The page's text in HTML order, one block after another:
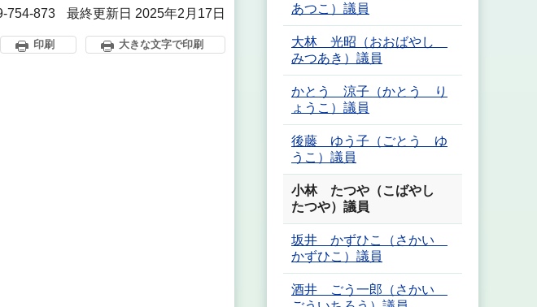
754-873 最終更新日 2025年2月17日
印刷 大きな文字で印刷
あつこ）議員
大林 光昭（おおばやし
みつあき）議員
かとう 涼子（かとう り
ょうこ）議員
後藤 ゆう子（ごとう ゆ
うこ）議員
小林 たつや（こばやし
たつや）議員
坂井 かずひこ（さかい
かずひこ）議員
酒井 ごう一郎（さかい